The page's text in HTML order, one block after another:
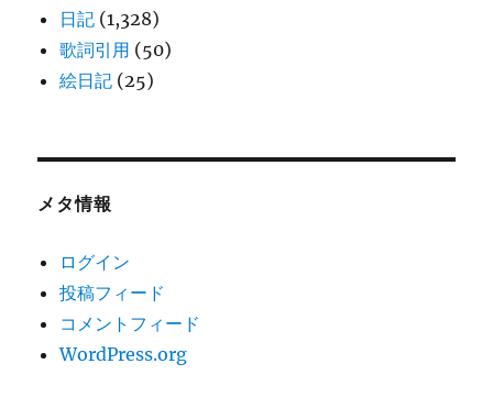
日記 (1,328)
歌詞引用 (50)
絵日記 (25)
メタ情報
ログイン
投稿フィード
コメントフィード
WordPress.org